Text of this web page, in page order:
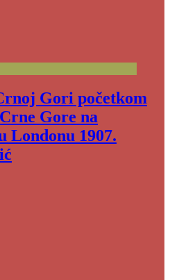
Gori početkom
Gore na
Londonu 1907.